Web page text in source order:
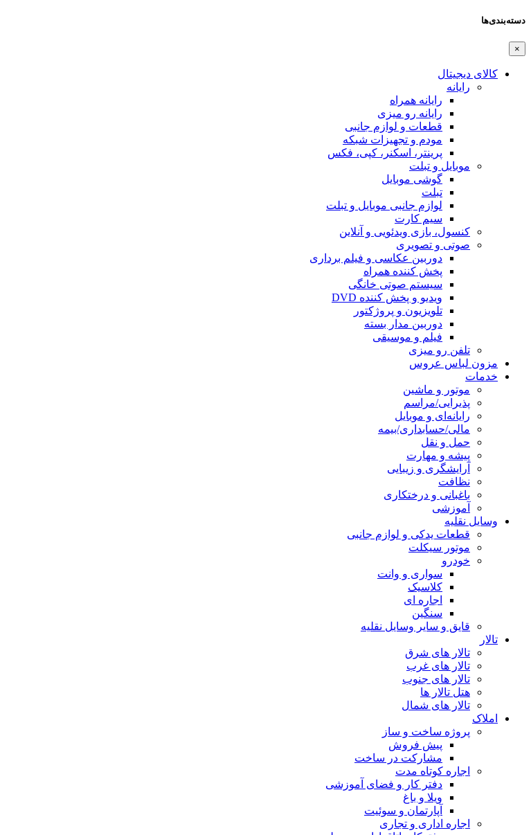
دسته‌بندی‌ها
×
کالای دیجیتال
رایانه
رایانه همراه
رایانه رو میزی
قطعات و لوازم جانبی
مودم و تجهیزات شبکه
پرینتر، اسکنر، کپی، فکس
موبایل و تبلت
گوشی موبایل
تبلت
لوازم جانبی موبایل و تبلت
سیم کارت
کنسول، بازی‌ ویدئویی و آنلاین
صوتی و تصویری
دوربین عکاسی و فیلم برداری
پخش کننده همراه
سیستم صوتی خانگی
ویدیو و پخش کننده DVD
تلویزیون و پروژکتور
دوربین مدار بسته
فیلم و موسیقی
تلفن رو میزی
مزون لباس عروس
خدمات
موتور و ماشین
پذیرایی/مراسم
رایانه‌ای و موبایل
مالی/حسابداری/بیمه
حمل و نقل
پیشه و مهارت
آرایشگری و زیبایی
نظافت
باغبانی و درختکاری
آموزشی
وسایل نقلیه
قطعات یدکی و لوازم جانبی
موتور سیکلت
خودرو
سواری و وانت
کلاسیک
اجاره ای
سنگین
قایق و سایر وسایل نقلیه
تالار
تالار های شرق
تالار های غرب
تالار های جنوب
هتل تالار ها
تالار های شمال
املاک
پروژه ساخت و ساز
پیش فروش
مشارکت در ساخت
اجاره کوتاه مدت
دفتر کار و فضای آموزشی
ویلا و باغ
آپارتمان و سوئیت
اجاره اداری و تجاری